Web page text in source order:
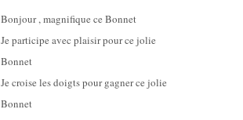
Bonjour , magnifique ce Bonnet
Je participe avec plaisir pour ce jolie
Bonnet
Je croise les doigts pour gagner ce jolie
Bonnet